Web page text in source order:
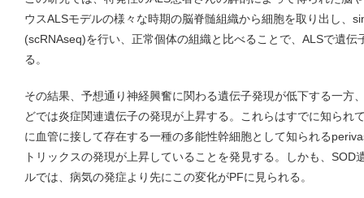
ウスALSモデルの様々な時期の脳脊髄組織から細胞を取り出し、
(scRNAseq)を行い、正常個体の組織と比べることで、ALSで遺
る。
その結果、予想通り神経興奮に関わる遺伝子発現が低下する一方
どでは炎症関連遺伝子の発現が上昇する。これらはすでに知られ
に血管に接して存在する一種の多能性幹細胞として知られる
トリックスの発現が上昇していることを発見する。しかも、SOD
ルでは、病気の発症より先にこの変化がPFに見られる。